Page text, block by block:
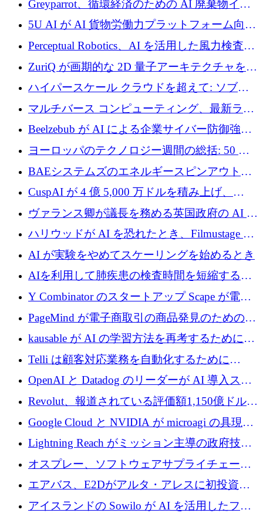
者は言う
Greyparrot、循環経済のための AI 廃棄物イン
テリジェンスを拡張するためにシリーズ B で
2,700 万ドルを確保
5U AI が AI 貨物労働力プラットフォーム向け
に 320 万ドルのプレシードを獲得
Perceptual Robotics、AI を活用した風力検査の
規模拡大に向けて 400 万ポンド以上を確保
ZuriQ が画期的な 2D 量子アーキテクチャを拡
張するために 2,550 万ドルを調達
ハイパースケール クラウドを超えて: ソブリ
ン コンピューティングに対する DFINITY の
ビジョン
マルチバース コンピューティング、最新ラウ
ンドで最大 5 億 7,000 万ドルを目標
Beelzebub が AI による企業サイバー防御強化
のために 300 万ユーロを調達
ヨーロッパのテクノロジー週間の総括: 50 以
上の取引に 10 億ユーロ以上を投資
BAEシステムズのエネルギースピンアウト原
子力タービンが1500万ポンドの資金調達でス
テルスから浮上
CuspAI が 4 億 5,000 万ドルを積み上げ、
Resist.UA が 5,000 万ユーロの基金を立ち上
げ、DSIT が廃止される
ヴァランス卿が議長を務める英国政府の AI タ
スクフォースが発足
ハリウッドが AI を恐れたとき、Filmustage は
代わりにプリプロダクションに賭けました
AI が実験をやめてスケーリングを始めるとき
AIを利用して肺疾患の検査時間を短縮する英
国のヘルステック挑戦者が1900万ドルを獲得
Y Combinator のスタートアップ Scape が電子
メールを再考するために 320 万ドルを調達し
てステルスから浮上
PageMind が電子商取引の商品発見のための
AI を拡張するために 120 万ユーロを調達
kausable が AI の学習方法を再考するために
1,200 万ユーロを調達
Telli は顧客対応業務を自動化するために
1,500 万ドルのシードを確保
OpenAI と Datadog のリーダーが AI 導入スタ
ートアップ Arrakis を支援
Revolut、報道されている評価額1,150億ドルで
の新たな二次株式売却を確認
Google Cloud と NVIDIA が microagi の具現化
された AI の野望を推進
Lightning Reach がミッション主導の政府技術
グループとしてポートフォリオを拡大し ETG
に買収
オスプレー、ソフトウェアサプライチェーン
攻撃を阻止するために265万ドルを確保
エアバス、E2Dがアルタ・アレスに初投資、
欧州防衛技術ファンドに5億ユーロを拠出
アイスランドの Sowilo が AI を活用したファ